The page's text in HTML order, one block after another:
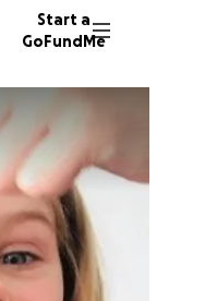
Start a
GoFundMe